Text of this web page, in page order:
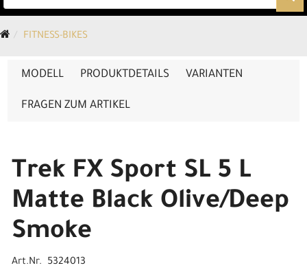
FITNESS-BIKES
MODELL PRODUKTDETAILS VARIANTEN
FRAGEN ZUM ARTIKEL
Trek FX Sport SL 5 L
Matte Black Olive/Deep
Smoke
Art.Nr. 5324013